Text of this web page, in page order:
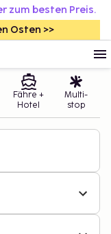
zum besten Preis.
Osten >>
Fähre +
Hotel
Multi-
stop